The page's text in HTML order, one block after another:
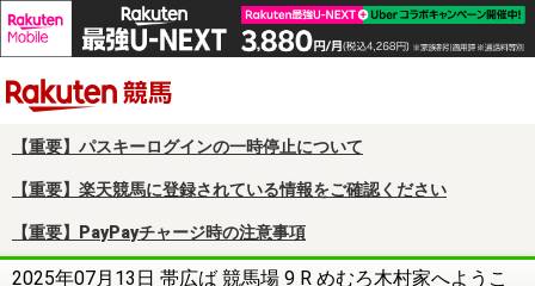
【重要】パスキーログインの一時停止について
【重要】楽天競馬に登録されている情報をご確認ください
【重要】PayPayチャージ時の注意事項
2025年07月13日 帯広ば 競馬場 9 R めむろ木村家へようこ